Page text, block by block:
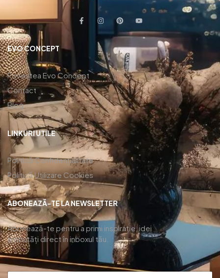
EVO CONCEPT
Povestea Evo Concept
Contact
Blog
LINKURI UTILE
Politică Confidențialitate
Politică Utilizare Cookies
ABONEAZĂ-TE LA NEWSLETTER
Abonează-te pentru a primi inspirație, idei
și noutăți direct în inboxul tău.